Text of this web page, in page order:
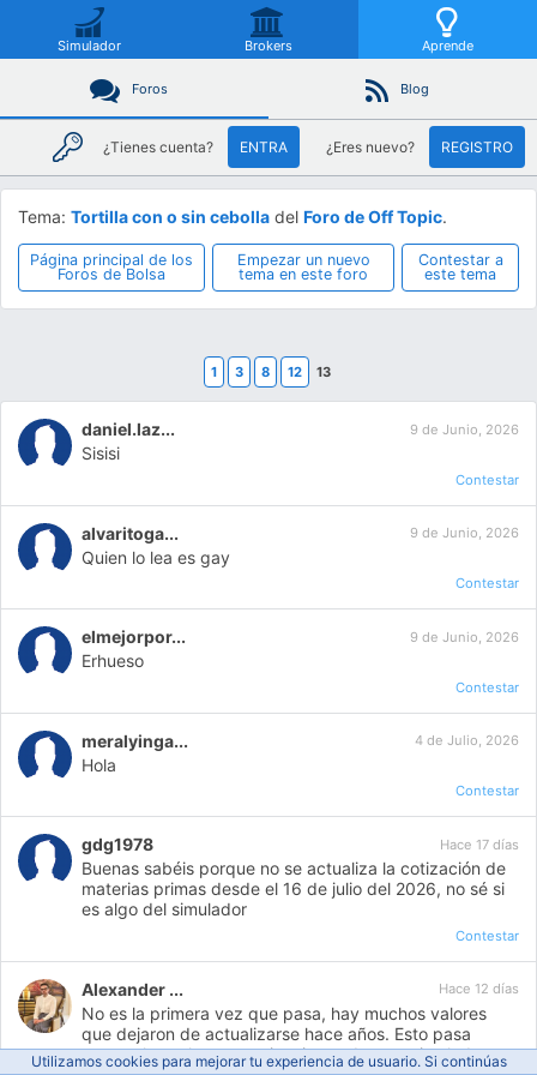
Simulador Brokers Aprende
Foros Blog
¿Tienes cuenta? ENTRA ¿Eres nuevo? REGISTRO
Tema: Tortilla con o sin cebolla del Foro de Off Topic.
Página principal de los
Foros de Bolsa
Empezar un nuevo
tema en este foro
Contestar a
este tema
1 3 8 12 13
daniel.laz... 9 de Junio, 2026
Sisisi
Contestar
alvaritoga... 9 de Junio, 2026
Quien lo lea es gay
Contestar
elmejorpor... 9 de Junio, 2026
Erhueso
Contestar
meralyinga... 4 de Julio, 2026
Hola
Contestar
gdg1978 Hace 17 días
Buenas sabéis porque no se actualiza la cotización de
materias primas desde el 16 de julio del 2026, no sé si
es algo del simulador
Contestar
Alexander ... Hace 12 días
No es la primera vez que pasa, hay muchos valores
que dejaron de actualizarse hace años. Esto pasa
porque los valores y cotizaciones de este simulador
Utilizamos cookies para mejorar tu experiencia de usuario. Si continúas